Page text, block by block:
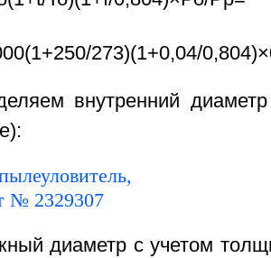
273)(1+0,04/
внутренний
диаметр с учетом